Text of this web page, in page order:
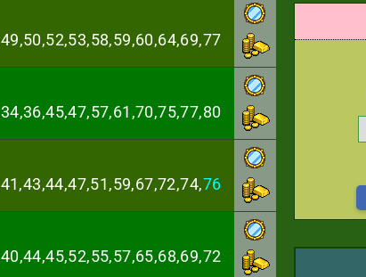
49,50,52,53,58,59,60,64,69,77
34,36,45,47,57,61,70,75,77,80
41,43,44,47,51,59,67,72,74,76
40,44,45,52,55,57,65,68,69,72